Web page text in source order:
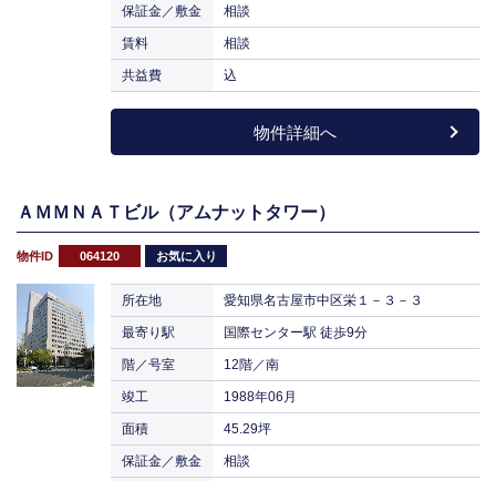
保証金／敷金 相談
賃料 相談
共益費 込
物件詳細へ
ＡＭＭＮＡＴビル（アムナットタワー）
物件ID 064120 お気に入り
所在地 愛知県名古屋市中区栄１－３－３
最寄り駅 国際センター駅 徒歩9分
階／号室 12階／南
竣工 1988年06月
面積 45.29坪
保証金／敷金 相談